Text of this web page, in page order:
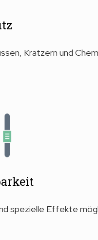
Kratzern und
spezielle Effekte